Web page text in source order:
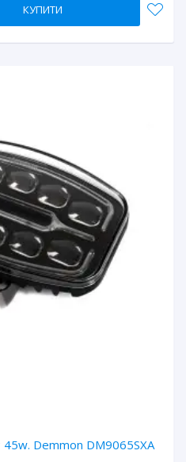
КУПИТИ
Demmon DM9065SXA